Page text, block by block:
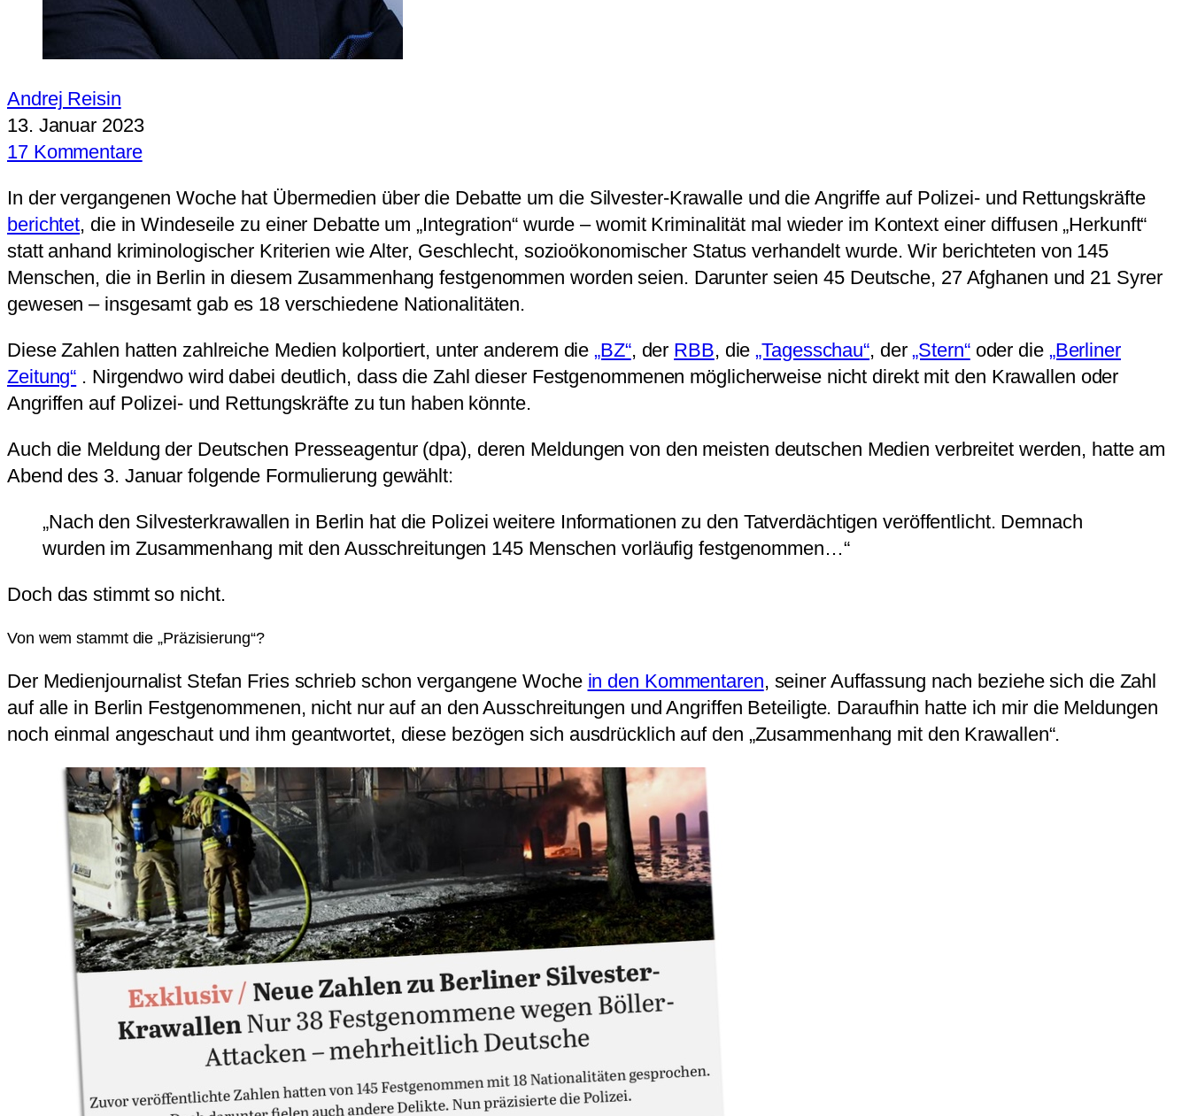
Andrej Reisin
13. Januar 2023
17 Kommentare
In der vergangenen Woche hat Übermedien über die Debatte um die Silvester-Krawalle und die Angriffe auf Polizei- und Rettungskräfte
berichtet, die in Windeseile zu einer Debatte um „Integration“ wurde – womit Kriminalität mal wieder im Kontext einer diffusen „Herkunft“
statt anhand kriminologischer Kriterien wie Alter, Geschlecht, sozioökonomischer Status verhandelt wurde. Wir berichteten von 145
Menschen, die in Berlin in diesem Zusammenhang festgenommen worden seien. Darunter seien 45 Deutsche, 27 Afghanen und 21 Syrer
gewesen – insgesamt gab es 18 verschiedene Nationalitäten.
Diese Zahlen hatten zahlreiche Medien kolportiert, unter anderem die„BZ“, der RBB, die„Tagesschau“, der„Stern“oder die „Berliner
Zeitung“ . Nirgendwo wird dabei deutlich, dass die Zahl dieser Festgenommenen möglicherweise nicht direkt mit den Krawallen oder
Angriffen auf Polizei- und Rettungskräfte zu tun haben könnte.
Auch die Meldung der Deutschen Presseagentur (dpa), deren Meldungen von den meisten deutschen Medien verbreitet werden, hatte am
Abend des 3. Januar folgende Formulierung gewählt:
„Nach den Silvesterkrawallen in Berlin hat die Polizei weitere Informationen zu den Tatverdächtigen veröffentlicht. Demnach
wurden im Zusammenhang mit den Ausschreitungen 145 Menschen vorläufig festgenommen…“
Doch das stimmt so nicht.
Von wem stammt die „Präzisierung“?
Der Medienjournalist Stefan Fries schrieb schon vergangene Woche in den Kommentaren, seiner Auffassung nach beziehe sich die Zahl
auf alle in Berlin Festgenommenen, nicht nur auf an den Ausschreitungen und Angriffen Beteiligte. Daraufhin hatte ich mir die Meldungen
noch einmal angeschaut und ihm geantwortet, diese bezögen sich ausdrücklich auf den „Zusammenhang mit den Krawallen“.